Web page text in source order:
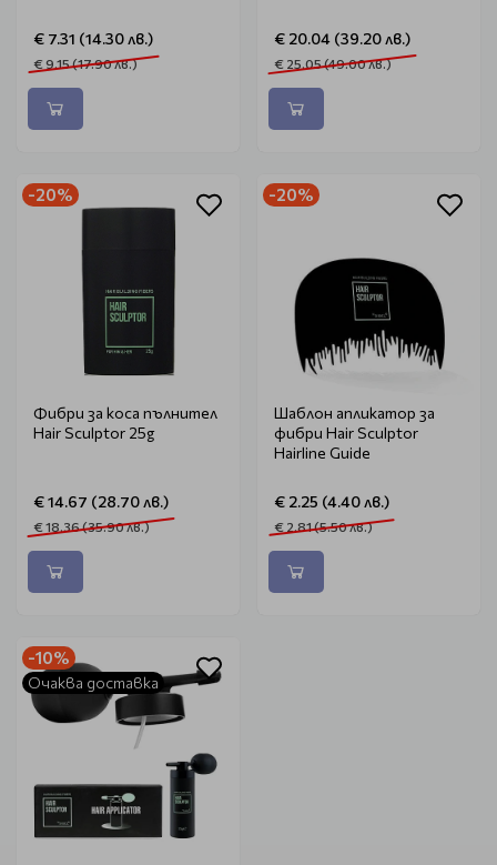
€ 7.31 (14.30 лв.)
€ 9.15 (17.90 лв.)
€ 20.04 (39.20 лв.)
€ 25.05 (49.00 лв.)
-20%
Фибри за коса пълнител
Hair Sculptor 25g
€ 14.67 (28.70 лв.)
€ 18.36 (35.90 лв.)
-20%
Шаблон апликатор за
фибри Hair Sculptor
Hairline Guide
€ 2.25 (4.40 лв.)
€ 2.81 (5.50 лв.)
-10%
Очаква доставка